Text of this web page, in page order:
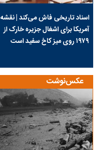
اسناد تاریخی فاش می‌کند | نقشه
آمریکا برای اشغال جزیره خارک از
۱۹۷۹ روی میز کاخ سفید است
عکس‌نوشت